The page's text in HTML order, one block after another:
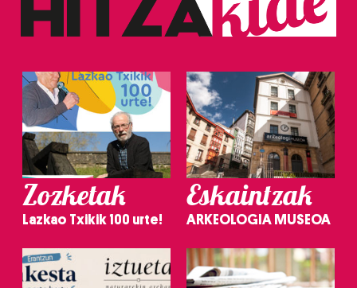
Zozketak
Lazkao Txikik 100 urte!
Eskaintzak
ARKEOLOGIA MUSEOA